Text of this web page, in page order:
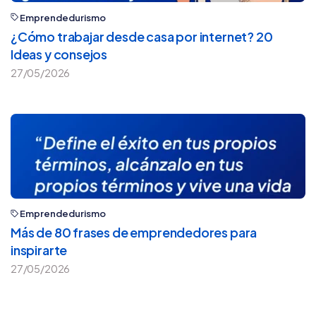
Emprendedurismo
¿Cómo trabajar desde casa por internet? 20
Ideas y consejos
27/05/2026
Emprendedurismo
Más de 80 frases de emprendedores para
inspirarte
27/05/2026